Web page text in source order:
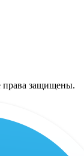
защищены.